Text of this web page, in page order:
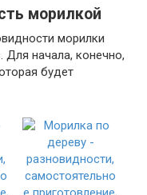
морилкой
морилки
Для начала, конечно,
будет